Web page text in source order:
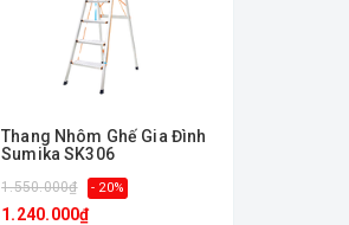
Thang Nhôm Ghế Gia Đình
Sumika SK306
1.550.000₫ - 20%
1.240.000₫